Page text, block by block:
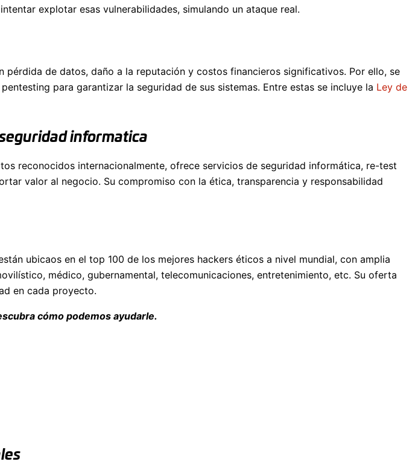
explotar esas vulnerabilidades, simulando un ataque real.
pérdida de datos, daño a la reputación y costos financieros significativos. Por ello, se
para garantizar la seguridad de sus sistemas. Entre estas se incluye la Ley de
informatica
reconocidos internacionalmente, ofrece servicios de seguridad informática, re-test
valor al negocio. Su compromiso con la ética, transparencia y responsabilidad
ubicaos en el top 100 de los mejores hackers éticos a nivel mundial, con amplia
médico, gubernamental, telecomunicaciones, entretenimiento, etc. Su oferta
en cada proyecto.
cómo podemos ayudarle.